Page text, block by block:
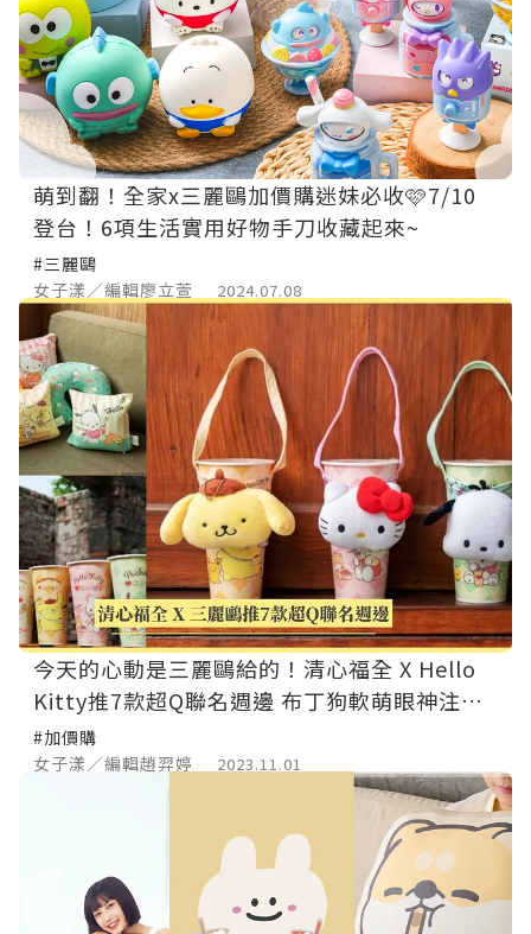
萌到翻！全家x三麗鷗加價購迷妹必收🩷7/10
登台！6項生活實用好物手刀收藏起來~
#三麗鷗
女子漾／編輯廖立萱
2024.07.08
今天的心動是三麗鷗給的！清心福全 X Hello
Kitty推7款超Q聯名週邊 布丁狗軟萌眼神注視
一秒融化
#加價購
女子漾／編輯趙羿婷
2023.11.01